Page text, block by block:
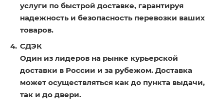
услуги по быстрой доставке, гарантируя
надежность и безопасность перевозки ваших
товаров.
СДЭК
Один из лидеров на рынке курьерской
доставки в России и за рубежом. Доставка
может осуществляться как до пункта выдачи,
так и до двери.